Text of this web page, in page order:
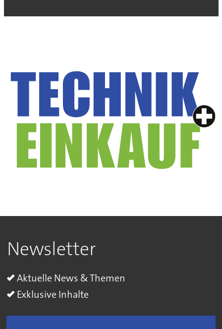
Newsletter
Aktuelle News & Themen
Exklusive Inhalte